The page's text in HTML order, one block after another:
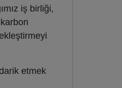
iş birliği,
etmek